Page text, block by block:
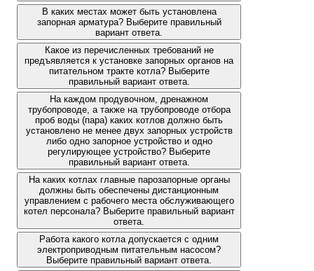
В каких местах может быть установлена
запорная арматура? Выберите правильный
вариант ответа.
Какое из перечисленных требований не
предъявляется к установке запорных органов на
питательном тракте котла? Выберите
правильный вариант ответа.
На каждом продувочном, дренажном
трубопроводе, а также на трубопроводе отбора
проб воды (пара) каких котлов должно быть
установлено не менее двух запорных устройств
либо одно запорное устройство и одно
регулирующее устройство? Выберите
правильный вариант ответа.
На каких котлах главные парозапорные органы
должны быть обеспечены дистанционным
управлением с рабочего места обслуживающего
котел персонала? Выберите правильный вариант
ответа.
Работа какого котла допускается с одним
электроприводным питательным насосом?
Выберите правильный вариант ответа.